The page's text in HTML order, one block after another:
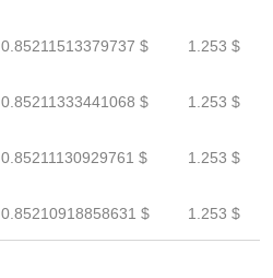
0.85211513379737 $ 1.253 $
0.85211333441068 $ 1.253 $
0.85211130929761 $ 1.253 $
0.85210918858631 $ 1.253 $